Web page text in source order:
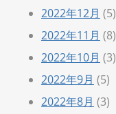
2022年12月 (5)
2022年11月 (8)
2022年10月 (3)
2022年9月 (5)
2022年8月 (3)